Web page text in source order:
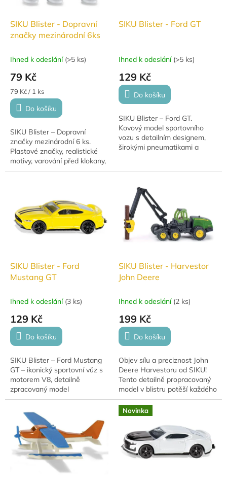
SIKU Blister - Dopravní
značky mezinárodní 6ks
Ihned k odeslání (>5 ks)
79 Kč
Měrná
cena:
79 Kč / 1 ks
Do košíku
SIKU Blister – Dopravní
značky mezinárodní 6 ks.
Plastové značky, realistické
motivy, varování před klokany,
krokodýly, medvědy a
SIKU Blister - Ford GT
Ihned k odeslání (>5 ks)
129 Kč
Do košíku
SIKU Blister – Ford GT.
Kovový model sportovního
vozu s detailním designem,
širokými pneumatikami a
SIKU Blister - Ford
Mustang GT
Ihned k odeslání (3 ks)
129 Kč
Do košíku
SIKU Blister – Ford Mustang
GT – ikonický sportovní vůz s
motorem V8, detailně
zpracovaný model
legendárního Mustangu s
tažným zařízením.
SIKU Blister - Harvestor
John Deere
Ihned k odeslání (2 ks)
199 Kč
Do košíku
Objev sílu a preciznost John
Deere Harvestoru od SIKU!
Tento detailně propracovaný
model v blistru potěší každého
malého farmáře i sběratele.
Realistické zpracování,...
Novinka